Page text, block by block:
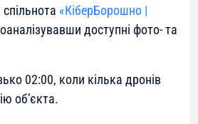
«КіберБорошно |
доступні фото- та
02:00, коли кілька дронів
об’єкта.